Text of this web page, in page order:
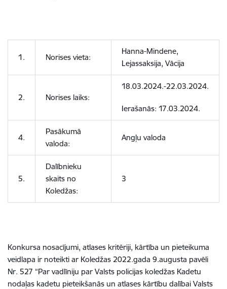
1. Norises vieta:
Hanna-Mindene,
Lejassaksija, Vācija
2. Norises laiks:
18.03.2024.-22.03.2024.
Ierašanās: 17.03.2024.
4.
Pasākumā
valoda:
Angļu valoda
5.
Dalībnieku
skaits no
Koledžas:
3
Konkursa nosacījumi, atlases kritēriji, kārtība un pieteikuma
veidlapa ir noteikti ar Koledžas 2022.gada 9.augusta pavēli
Nr. 527 “Par vadlīniju par Valsts policijas koledžas Kadetu
nodaļas kadetu pieteikšanās un atlases kārtību dalībai Valsts